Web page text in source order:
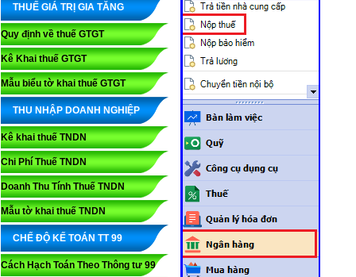
THUẾ GIÁ TRỊ GIA TĂNG
Quy định về thuế GTGT
Kê Khai thuế GTGT
Mẫu biểu tờ khai thuế GTGT
THU NHẬP DOANH NGHIỆP
Kê khai thuế TNDN
Chi Phí Thuế TNDN
Doanh Thu Tính Thuế TNDN
Mẫu tờ khai thuế TNDN
CHẾ ĐỘ KẾ TOÁN TT 99
Cách Hạch Toán Theo Thông tư 99